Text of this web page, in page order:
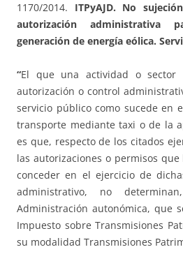
1170/2014. ITPyAJD. No
autorización administrativa
generación de energía eólica.
“El que una actividad o sector
autorización o control
servicio público como sucede en
transporte mediante taxi o de la
es que, respecto de los citados
las autorizaciones o permisos
conceder en el ejercicio de
administrativo, no
Administración autonómica, que
Impuesto sobre Transmisiones
su modalidad Transmisiones